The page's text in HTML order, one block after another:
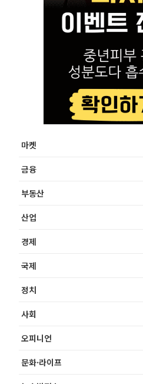
마켓
금융
부동산
산업
경제
국제
정치
사회
오피니언
문화·라이프